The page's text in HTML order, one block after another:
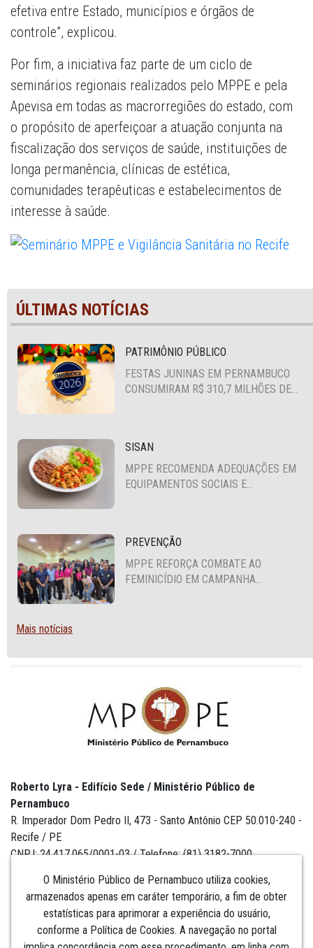
efetiva entre Estado, municípios e órgãos de
controle”, explicou.
Por fim, a iniciativa faz parte de um ciclo de
seminários regionais realizados pelo MPPE e pela
Apevisa em todas as macrorregiões do estado, com
o propósito de aperfeiçoar a atuação conjunta na
fiscalização dos serviços de saúde, instituições de
longa permanência, clínicas de estética,
comunidades terapêuticas e estabelecimentos de
interesse à saúde.
ÚLTIMAS NOTÍCIAS
PATRIMÔNIO PÚBLICO
FESTAS JUNINAS EM PERNAMBUCO
CONSUMIRAM R$ 310,7 MILHÕES DE
SISAN
MPPE RECOMENDA ADEQUAÇÕES EM
EQUIPAMENTOS SOCIAIS E
PREVENÇÃO
MPPE REFORÇA COMBATE AO
FEMINICÍDIO EM CAMPANHA
Mais notícias
O Ministério Público de Pernambuco utiliza cookies,
armazenados apenas em caráter temporário, a fim de obter
estatísticas para aprimorar a experiência do usuário,
conforme a Política de Cookies. A navegação no portal
Roberto Lyra - Edifício Sede / Ministério Público de
Pernambuco
R. Imperador Dom Pedro II, 473 - Santo Antônio CEP 50.010-240 -
Recife / PE
CNPJ: 24.417.065/0001-03 / Telefone: (81) 3182-7000
Institucional